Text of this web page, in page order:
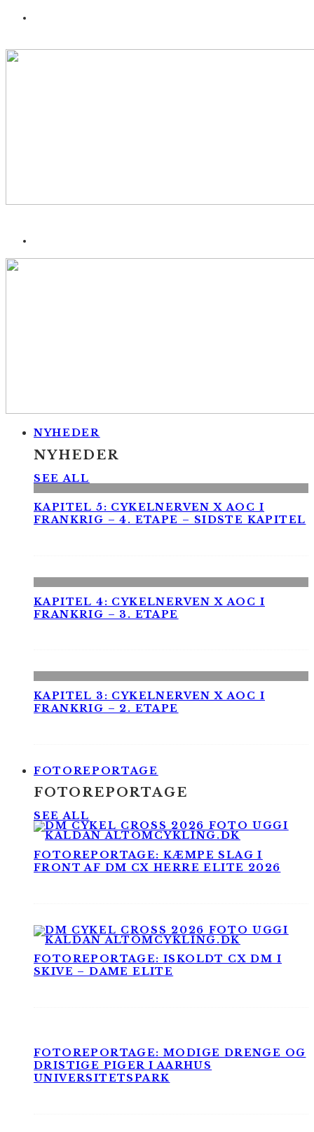
NYHEDER
NYHEDER
SEE ALL
KAPITEL 5: CYKELNERVEN X AOC I
FRANKRIG – 4. ETAPE – SIDSTE KAPITEL
KAPITEL 4: CYKELNERVEN X AOC I
FRANKRIG – 3. ETAPE
KAPITEL 3: CYKELNERVEN X AOC I
FRANKRIG – 2. ETAPE
FOTOREPORTAGE
FOTOREPORTAGE
SEE ALL
FOTOREPORTAGE: KÆMPE SLAG I
FRONT AF DM CX HERRE ELITE 2026
FOTOREPORTAGE: ISKOLDT CX DM I
SKIVE – DAME ELITE
FOTOREPORTAGE: MODIGE DRENGE OG
DRISTIGE PIGER I AARHUS
UNIVERSITETSPARK